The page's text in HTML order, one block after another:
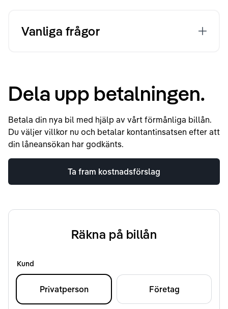
Vanliga frågor
Dela upp betalningen.
Betala din nya bil med hjälp av vårt förmånliga billån.
Du väljer villkor nu och betalar kontantinsatsen efter att
din låneansökan har godkänts.
Ta fram kostnadsförslag
Räkna på billån
Kund
Privatperson Företag